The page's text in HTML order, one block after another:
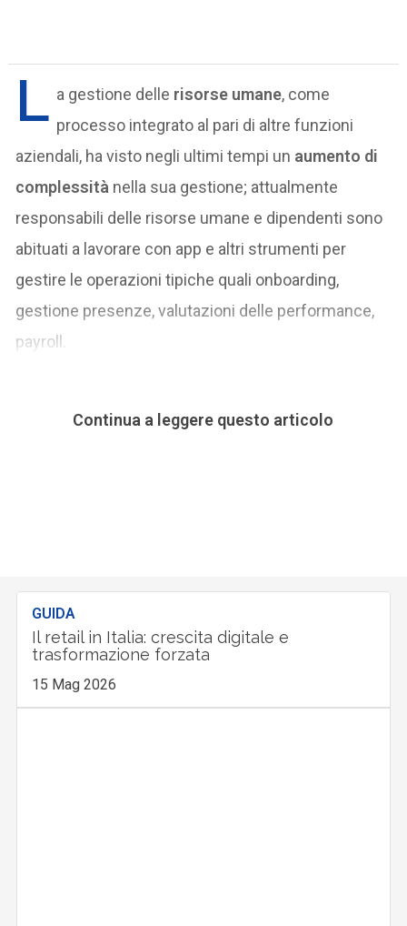
L a gestione delle risorse umane, come
processo integrato al pari di altre funzioni
aziendali, ha visto negli ultimi tempi un aumento di
complessità nella sua gestione; attualmente
responsabili delle risorse umane e dipendenti sono
abituati a lavorare con app e altri strumenti per
gestire le operazioni tipiche quali onboarding,
gestione presenze, valutazioni delle performance,
payroll.
Continua a leggere questo articolo
GUIDA
Il retail in Italia: crescita digitale e
trasformazione forzata
15 Mag 2026